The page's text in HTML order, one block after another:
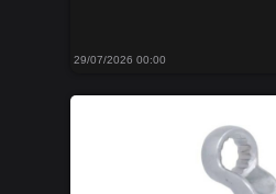
29/07/2026 00:00